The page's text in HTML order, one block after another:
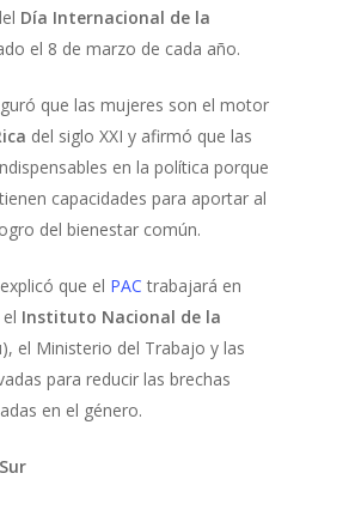
Día Internacional de la
el 8 de marzo de cada año.
que las mujeres son el motor
del siglo XXI y afirmó que las
en la política porque
capacidades para aportar al
del bienestar común.
que el PAC trabajará en
Instituto Nacional de la
el Ministerio del Trabajo y las
para reducir las brechas
en el género.